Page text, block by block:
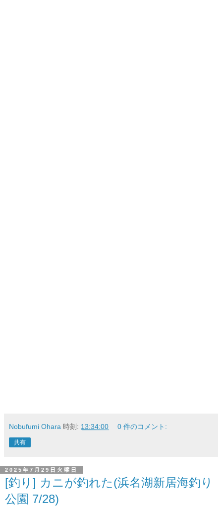
Nobufumi Ohara 時刻: 13:34:00 0 件のコメント:
共有
2025年7月29日火曜日
[釣り] カニが釣れた(浜名湖新居海釣り
公園 7/28)